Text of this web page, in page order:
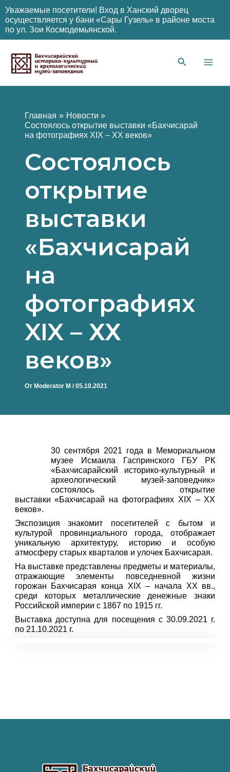
Уважаемые посетители! Вход в Ханский дворец
осуществляется у бани «Сары Гузель» в районе моста
по ул. Зои Космодемьянской.
содержимому
Главная
Новости
Состоялось открытие выставки «Бахчисарай
на фотографиях XIX – ХХ веков»
Состоялось
открытие
выставки
«Бахчисарай
на
фотографиях
XIX – ХХ
веков»
От Moderator M /05.10.2021
30 сентября 2021 года в Мемориальном
музее Исмаила Гаспринского ГБУ РК
«Бахчисарайский историко-культурный и
археологический музей-заповедник»
состоялось открытие
выставки «Бахчисарай на фотографиях XIX – ХХ
веков».
Экспозиция знакомит посетителей с бытом и
культурой провинциального города, отображает
уникальную архитектуру, историю и особую
атмосферу старых кварталов и улочек Бахчисарая.
На выставке представлены предметы и материалы,
отражающие элементы повседневной жизни
горожан Бахчисарая конца XIX – начала ХХ вв.,
среди которых металлические денежные знаки
Российской империи c 1867 по 1915 гг.
Выставка доступна для посещения с 30.09.2021 г.
по 21.10.2021 г.